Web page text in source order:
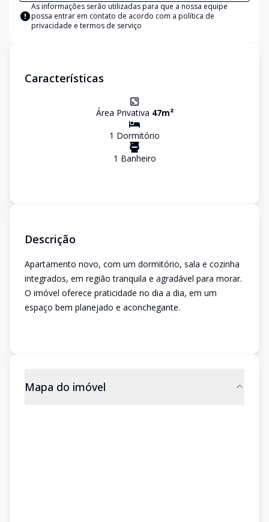
As informações serão utilizadas para que a nossa equipe
possa entrar em contato de acordo com a política de
privacidade e termos de serviço
Características
Área Privativa 47m²
1 Dormitório
1 Banheiro
Descrição
Apartamento novo, com um dormitório, sala e cozinha
integrados, em região tranquila e agradável para morar.
O imóvel oferece praticidade no dia a dia, em um
espaço bem planejado e aconchegante.
Mapa do imóvel